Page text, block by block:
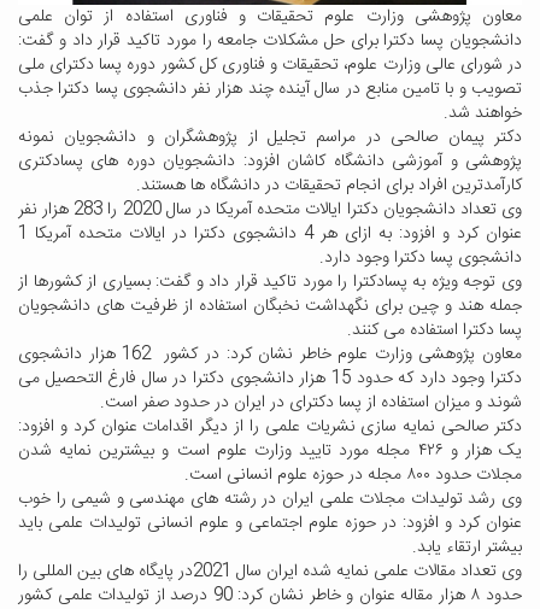
معاون پژوهشی وزارت علوم تحقیقات و فناوری استفاده از توان علمی
دانشجویان پسا دکترا برای حل مشکلات جامعه را مورد تاکید قرار داد و گفت:
در شورای عالی وزارت علوم، تحقیقات و فناوری کل کشور دوره پسا دکترای ملی
تصویب و با تامین منابع در سال آینده چند هزار نفر دانشجوی پسا دکترا جذب
خواهند شد.
دکتر پیمان صالحی در مراسم تجلیل از پژوهشگران و دانشجویان نمونه
پژوهشی و آموزشی دانشگاه کاشان افزود: دانشجویان دوره های پسادکتری
کارآمدترین افراد برای انجام تحقیقات در دانشگاه ها هستند.
وی تعداد دانشجویان دکترا ایالات متحده آمریکا در سال 2020 را 283 هزار نفر
عنوان کرد و افزود: به ازای هر 4 دانشجوی دکترا در ایالات متحده آمریکا 1
دانشجوی پسا دکترا وجود دارد.
وی توجه ویژه به پسادکترا را مورد تاکید قرار داد و گفت: بسیاری از کشورها از
جمله هند و چین برای نگهداشت نخبگان استفاده از ظرفیت های دانشجویان
پسا دکترا استفاده می کنند.
معاون پژوهشی وزارت علوم خاطر نشان کرد: در کشور 162 هزار دانشجوی
دکترا وجود دارد که حدود 15 هزار دانشجوی دکترا در سال فارغ التحصیل می
شوند و میزان استفاده از پسا دکترای در ایران در حدود صفر است.
دکتر صالحی نمایه سازی نشریات علمی را از دیگر اقدامات عنوان کرد و افزود:
یک هزار و ۴۲۶ مجله مورد تایید وزارت علوم است و بیشترین نمایه شدن
مجلات حدود ۸۰۰ مجله در حوزه علوم انسانی است.
وی رشد تولیدات مجلات علمی ایران در رشته های مهندسی و شیمی را خوب
عنوان کرد و افزود: در حوزه علوم اجتماعی و علوم انسانی تولیدات علمی باید
بیشتر ارتقاء یابد.
وی تعداد مقالات علمی نمایه شده ایران سال 2021در پایگاه های بین المللی را
حدود ۸ هزار مقاله عنوان و خاطر نشان کرد: 90 درصد از تولیدات علمی کشور